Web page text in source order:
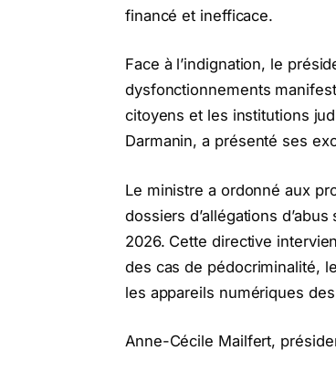
financé et inefficace.
Face à l’indignation, le
dysfonctionnements
citoyens et les institutions
Darmanin, a présenté ses
Le ministre a ordonné aux
dossiers d’allégations
2026. Cette directive
des cas de pédocriminalité,
les appareils numériques
Anne-Cécile Mailfert,